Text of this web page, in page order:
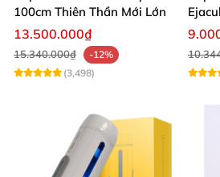
100cm Thiên Thần Mới Lớn
13.500.000₫
15.340.000₫
-12%
(3,498)
Cảm